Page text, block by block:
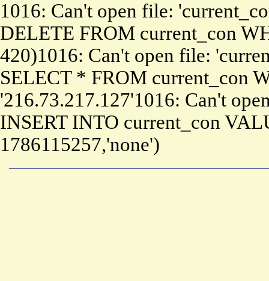
1016: Can't open file:
DELETE FROM current_con
420)1016: Can't open file:
SELECT * FROM current_con
'216.73.217.127'1016: Can't
INSERT INTO current_con
1786115257,'none')